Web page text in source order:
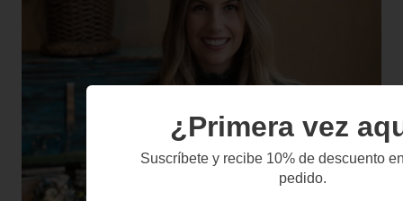
¿Primera vez
Suscríbete y recibe 10% de descuento
pedido.